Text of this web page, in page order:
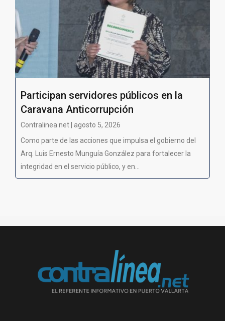
Participan servidores públicos en la
Caravana Anticorrupción
Contralinea net | agosto 5, 2026
Como parte de las acciones que impulsa el gobierno del
Arq. Luis Ernesto Munguía González para fortalecer la
integridad en el servicio público, y en...